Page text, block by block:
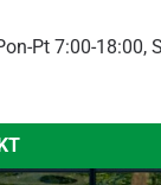
Pt 7:00-18:00,